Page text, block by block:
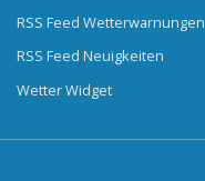
RSS Feed Wetterwarnungen
RSS Feed Neuigkeiten
Wetter Widget